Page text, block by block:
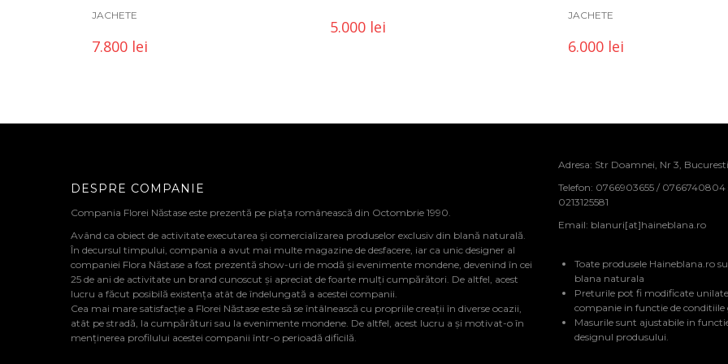
JACHETE
7.800 lei
5.000 lei
JACHETE
6.000 lei
DESPRE COMPANIE
Compania Florei Năstase este prezentă pe piața românească din Octombrie 1990.
Având ca obiect de activitate executarea și comercializarea produselor exclusiv din blană naturală.
În decursul timpului, compania a avut mai multe magazine de desfacere, iar ca unic designer al
companiei Flora Năstase a fost prezentă show-uri de modă și evenimente mondene, devenind în cei
25 de ani de activitate un brand cunoscut și apreciat de foarte mulți cumpărători. De altfel, acest
lucru a făcut posibilă existența atât de îndelungată a acestei companii.
Cea mai mare satisfacție a Florei Năstase este să se întâlnească cu propriile creații în diverse ocazii,
atât pe stradă, la cumpărături sau la evenimente mondene. De altfel, acest lucru a și motivat-o în
menținerea profilului acestei companii într-o perioadă dificilă.
Adresa: Str Doamnei, Nr 3, Bucuresti
Telefon: 0766903655 / 0766740804
0213125581
Email: blanuri[at]haineblana.ro
Toate produsele Haineblana.ro
blana naturala
Preturile pot fi modificate
companie in functie de conditiile
Masurile sunt ajustabile in
designul produsului.